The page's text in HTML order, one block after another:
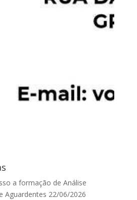
a formação de Análise
Aguardentes 22/06/2026